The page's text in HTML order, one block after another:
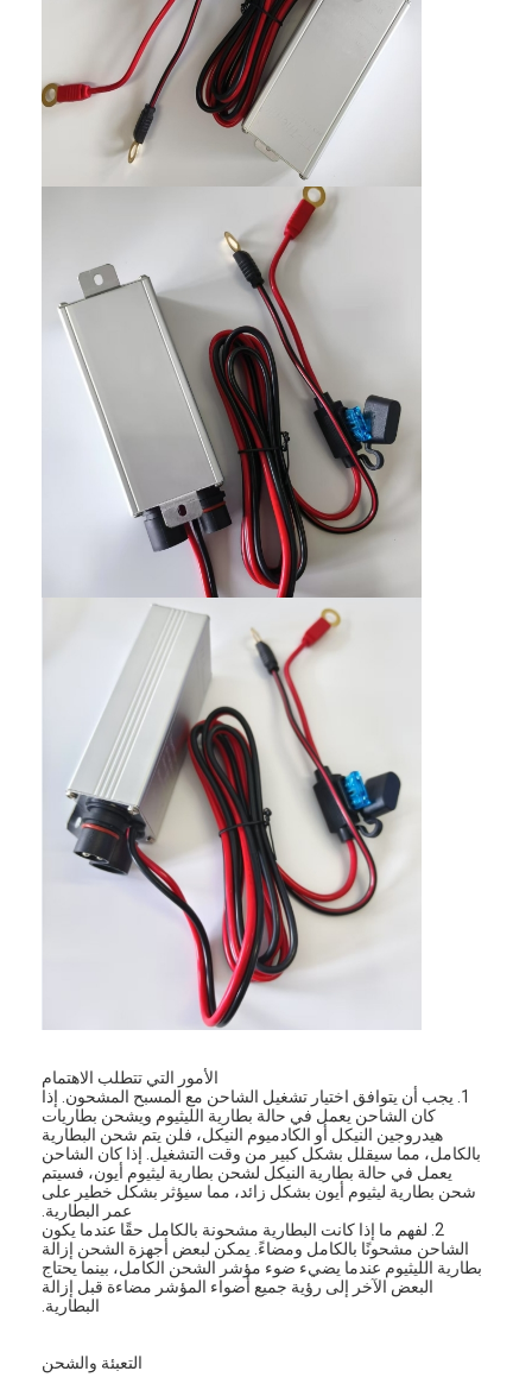
سخانات محرك السيارة
محرك كهربائي
محرك تسخين المبردات
سخان المروحة PTC
شاحنات بطارية تخزين
كابل سخان المحرك
سدادات سخانات المحرك
الأمور التي تتطلب الاهتمام
1. يجب أن يتوافق اختيار تشغيل الشاحن مع المسبح المشحون. إذا
كان الشاحن يعمل في حالة بطارية الليثيوم ويشحن بطاريات
هيدروجين النيكل أو الكادميوم النيكل، فلن يتم شحن البطارية
بالكامل، مما سيقلل بشكل كبير من وقت التشغيل. إذا كان الشاحن
يعمل في حالة بطارية النيكل لشحن بطارية ليثيوم أيون، فسيتم
شحن بطارية ليثيوم أيون بشكل زائد، مما سيؤثر بشكل خطير على
عمر البطارية.
2. لفهم ما إذا كانت البطارية مشحونة بالكامل حقًا عندما يكون
الشاحن مشحونًا بالكامل ومضاءً. يمكن لبعض أجهزة الشحن إزالة
بطارية الليثيوم عندما يضيء ضوء مؤشر الشحن الكامل، بينما يحتاج
البعض الآخر إلى رؤية جميع أضواء المؤشر مضاءة قبل إزالة
البطارية.
التعبئة والشحن